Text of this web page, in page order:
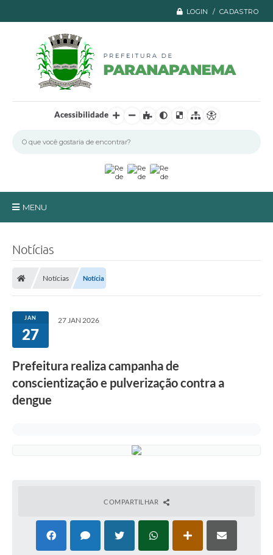
LOGIN / CADASTRO
Acessibilidade
MENU
Transparência
Ouvidoria / SIC
Fale Conosco
Leis Municipais
Diário Oficial
Notícias
Notícias Notícia
JAN
27
27 JAN 2026
Prefeitura realiza campanha de
conscientização e pulverização contra a
dengue
COMPARTILHAR